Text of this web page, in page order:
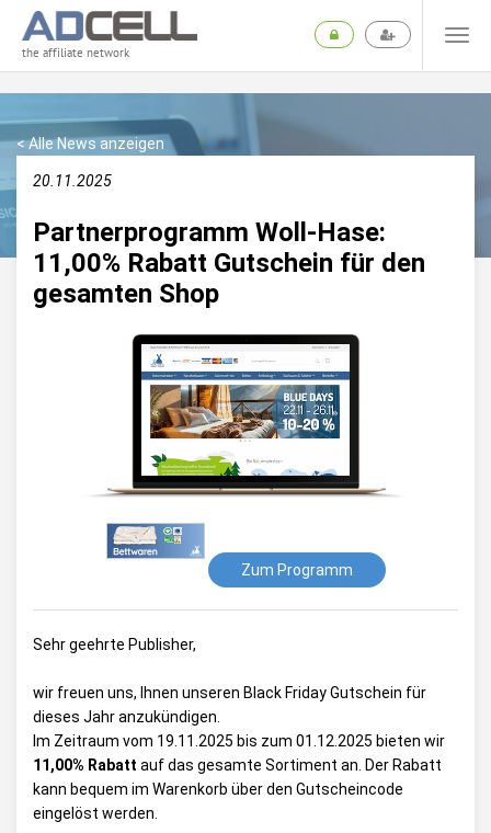
the affiliate network
< Alle News anzeigen
20.11.2025
Partnerprogramm Woll-Hase:
11,00% Rabatt Gutschein für den
gesamten Shop
Zum Programm
Sehr geehrte Publisher,
wir freuen uns, Ihnen unseren Black Friday Gutschein für
dieses Jahr anzukündigen.
Im Zeitraum vom 19.11.2025 bis zum 01.12.2025 bieten wir
11,00% Rabatt auf das gesamte Sortiment an. Der Rabatt
kann bequem im Warenkorb über den Gutscheincode
eingelöst werden.